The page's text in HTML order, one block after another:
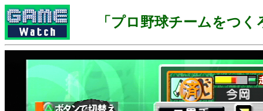
「プロ野球チームをつく